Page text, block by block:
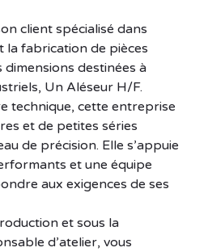
client spécialisé dans
la fabrication de pièces
destinées à
Un Aléseur H/F.
technique, cette entreprise
et de petites séries
de précision. Elle s’appuie
et une équipe
aux exigences de ses
et sous la
d’atelier, vous